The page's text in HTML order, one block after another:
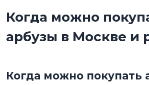
Когда можно
арбузы в Москве и
Когда можно покупать